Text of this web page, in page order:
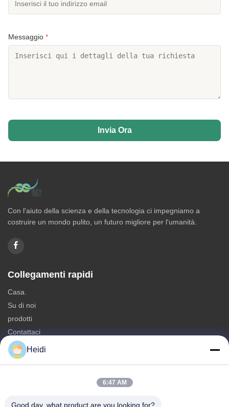
Messaggio *
Invia Ora
Con l'aiuto della scienza e della tecnologia ci impegniamo a
costruire un mondo pulito, un futuro migliore per l'umanità.
Collegamenti rapidi
Casa.
Su di noi
prodotti
Contattaci
Categorie
Fabbricazione a partire da fibre di poliestere
Heidi
6:47 AM
Good day, what product are you looking for?